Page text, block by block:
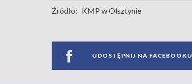
Źródło: KMP w Olsztynie
UDOSTĘPNIJ NA FACEBOOKU